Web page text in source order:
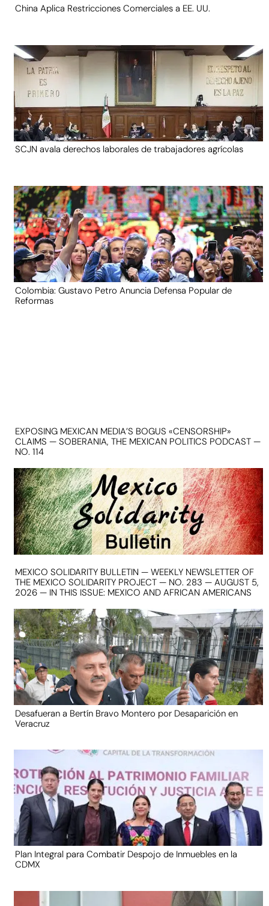
China Aplica Restricciones Comerciales a EE. UU.
SCJN avala derechos laborales de trabajadores agrícolas
Colombia: Gustavo Petro Anuncia Defensa Popular de
Reformas
EXPOSING MEXICAN MEDIA’S BOGUS «CENSORSHIP»
CLAIMS — SOBERANIA, THE MEXICAN POLITICS PODCAST —
NO. 114
MEXICO SOLIDARITY BULLETIN — WEEKLY NEWSLETTER OF
THE MEXICO SOLIDARITY PROJECT — NO. 283 — AUGUST 5,
2026 — IN THIS ISSUE: MEXICO AND AFRICAN AMERICANS
Desafueran a Bertín Bravo Montero por Desaparición en
Veracruz
Plan Integral para Combatir Despojo de Inmuebles en la
CDMX